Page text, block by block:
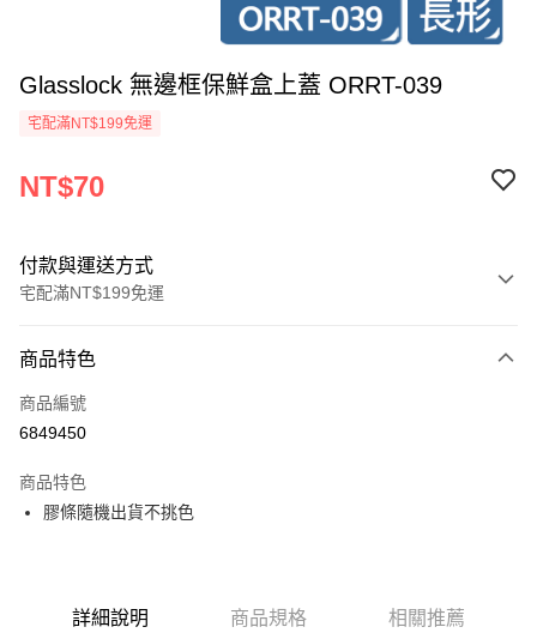
Glasslock 無邊框保鮮盒上蓋 ORRT-039
宅配滿NT$199免運
NT$70
付款與運送方式
宅配滿NT$199免運
信用卡一次付款
超商取貨付款
Apple Pay
商品特色
商品編號
6849450
商品特色
膠條隨機出貨不挑色
詳細說明 商品規格 相關推薦